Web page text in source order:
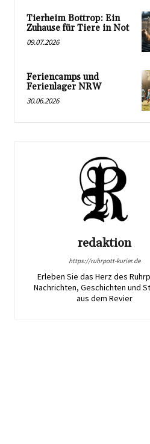
Tierheim Bottrop: Ein
Zuhause für Tiere in Not
09.07.2026
Feriencamps und
Ferienlager NRW
30.06.2026
redaktion
https://ruhrpott-kurier.de
Erleben Sie das Herz des
Nachrichten, Geschichten und
aus dem Revier